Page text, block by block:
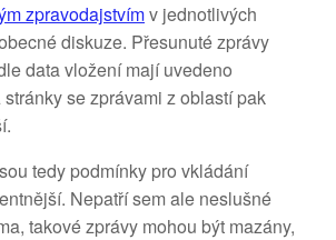
zpravodajstvímv jednotlivých
diskuze. Přesunuté zprávy
data vložení mají uvedeno
se zprávami z oblastí pak
tedy podmínky pro vkládání
Nepatří sem ale neslušné
takové zprávy mohou být mazány,